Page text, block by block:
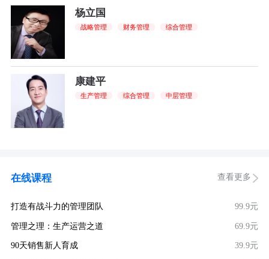
杨立国
战略管理 财务管理 综合管理
康建平
生产管理 综合管理 中层管理
在线课程 查看更多
打造有战斗力的管理团队 99.9元
管理之理：生产运营之道 69.9元
90天销售新人育成 39.9元